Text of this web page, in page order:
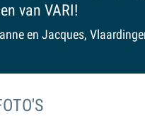
Een
Ruud, Maasland